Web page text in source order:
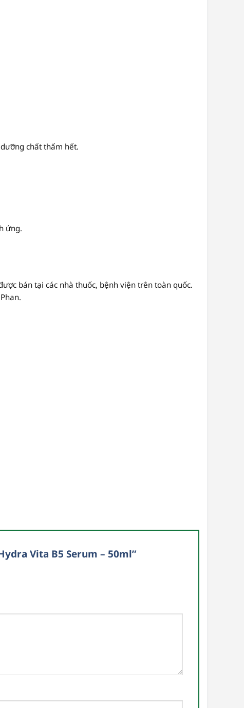
chất thấm hết.
ứng.
bán tại các nhà thuốc, bệnh viện trên toàn quốc.
Vita B5 Serum – 50ml”